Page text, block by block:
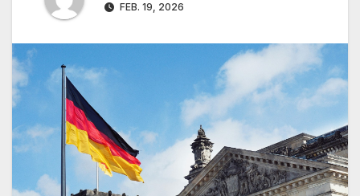
FEB. 19, 2026